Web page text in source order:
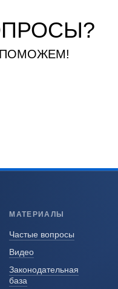
МАТЕРИАЛЫ
Частые вопросы
Видео
Законодательная
база